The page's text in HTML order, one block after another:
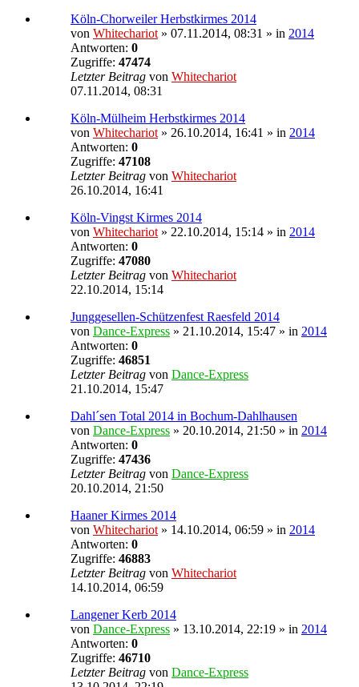
Köln-Chorweiler Herbstkirmes 2014
von Whitechariot » 07.11.2014, 08:31 » in 2014
Antworten: 0
Zugriffe: 47474
Letzter Beitrag von Whitechariot
07.11.2014, 08:31
Köln-Mülheim Herbstkirmes 2014
von Whitechariot » 26.10.2014, 16:41 » in 2014
Antworten: 0
Zugriffe: 47108
Letzter Beitrag von Whitechariot
26.10.2014, 16:41
Köln-Vingst Kirmes 2014
von Whitechariot » 22.10.2014, 15:14 » in 2014
Antworten: 0
Zugriffe: 47080
Letzter Beitrag von Whitechariot
22.10.2014, 15:14
Junggesellen-Schützenfest Raesfeld 2014
von Dance-Express » 21.10.2014, 15:47 » in 2014
Antworten: 0
Zugriffe: 46851
Letzter Beitrag von Dance-Express
21.10.2014, 15:47
Dahl´sen Total 2014 in Bochum-Dahlhausen
von Dance-Express » 20.10.2014, 21:50 » in 2014
Antworten: 0
Zugriffe: 47436
Letzter Beitrag von Dance-Express
20.10.2014, 21:50
Haaner Kirmes 2014
von Whitechariot » 14.10.2014, 06:59 » in 2014
Antworten: 0
Zugriffe: 46883
Letzter Beitrag von Whitechariot
14.10.2014, 06:59
Langener Kerb 2014
von Dance-Express » 13.10.2014, 22:19 » in 2014
Antworten: 0
Zugriffe: 46710
Letzter Beitrag von Dance-Express